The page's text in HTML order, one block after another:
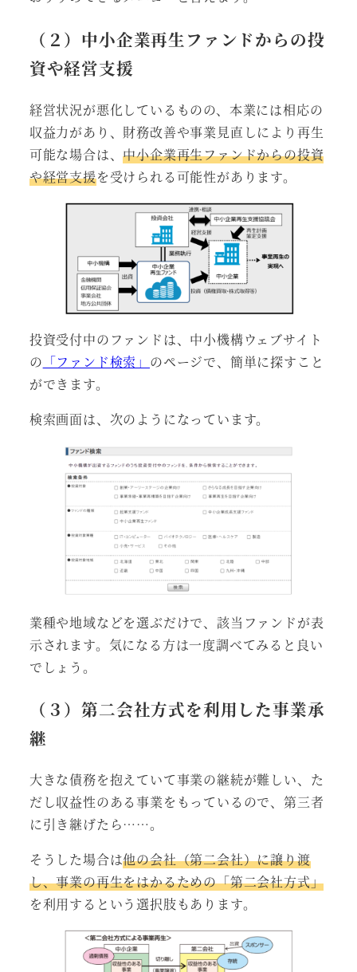
（２）中小企業再生ファンドからの投
資や経営支援
経営状況が悪化しているものの、本業には相応の
収益力があり、財務改善や事業見直しにより再生
可能な場合は、中小企業再生ファンドからの投資
や経営支援を受けられる可能性があります。
投資受付中のファンドは、中小機構ウェブサイト
の 「ファンド検索」 のページで、簡単に探すこと
ができます。
検索画面は、次のようになっています。
業種や地域などを選ぶだけで、該当ファンドが表
示されます。気になる方は一度調べてみると良い
でしょう。
（３）第二会社方式を利用した事業承
継
大きな債務を抱えていて事業の継続が難しい、た
だし収益性のある事業をもっているので、第三者
に引き継げたら……。
そうした場合は他の会社（第二会社）に譲り渡
し、事業の再生をはかるための「第二会社方式」
を利用するという選択肢もあります。